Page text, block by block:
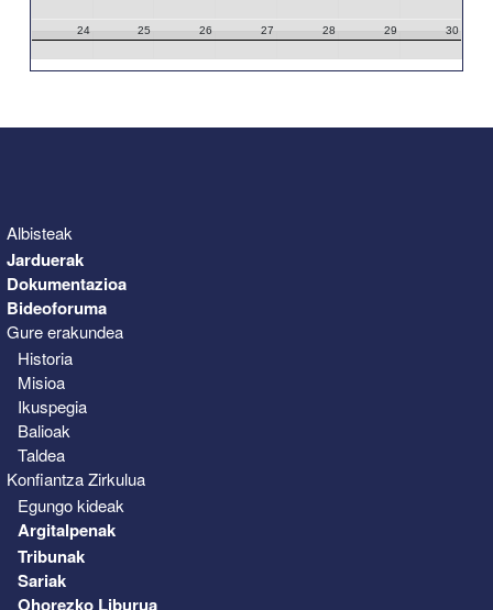
24 25 26 27 28 29 30
Albisteak
Jarduerak
Dokumentazioa
Bideoforuma
Gure erakundea
Historia
Misioa
Ikuspegia
Balioak
Taldea
Konfiantza Zirkulua
Egungo kideak
Argitalpenak
Tribunak
Sariak
Ohorezko Liburua